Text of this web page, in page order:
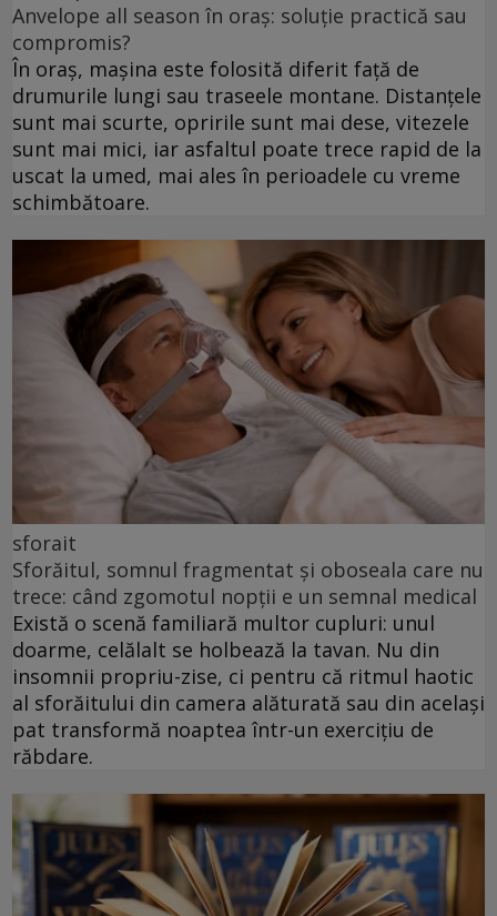
Anvelope all season în oraș: soluție practică sau
compromis?
În oraș, mașina este folosită diferit față de
drumurile lungi sau traseele montane. Distanțele
sunt mai scurte, opririle sunt mai dese, vitezele
sunt mai mici, iar asfaltul poate trece rapid de la
uscat la umed, mai ales în perioadele cu vreme
schimbătoare.
sforait
Sforăitul, somnul fragmentat și oboseala care nu
trece: când zgomotul nopții e un semnal medical
Există o scenă familiară multor cupluri: unul
doarme, celălalt se holbează la tavan. Nu din
insomnii propriu-zise, ci pentru că ritmul haotic
al sforăitului din camera alăturată sau din același
pat transformă noaptea într-un exercițiu de
răbdare.